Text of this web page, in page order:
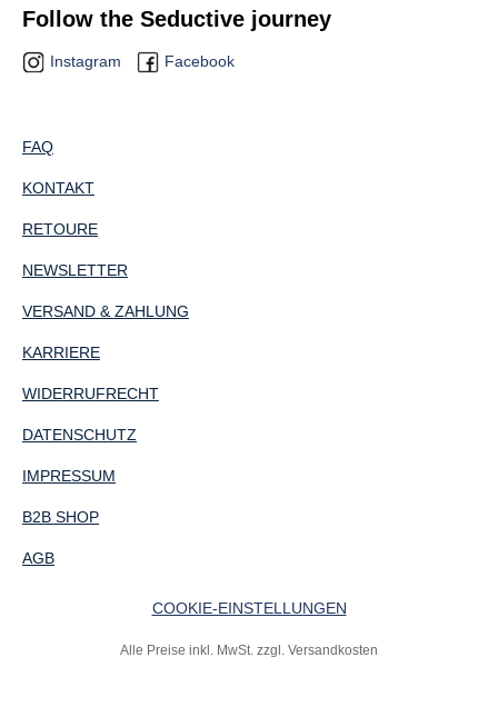
Follow the Seductive journey
Instagram Facebook
FAQ
KONTAKT
RETOURE
NEWSLETTER
VERSAND & ZAHLUNG
KARRIERE
WIDERRUFRECHT
DATENSCHUTZ
IMPRESSUM
B2B SHOP
AGB
COOKIE-EINSTELLUNGEN
Alle Preise inkl. MwSt. zzgl. Versandkosten